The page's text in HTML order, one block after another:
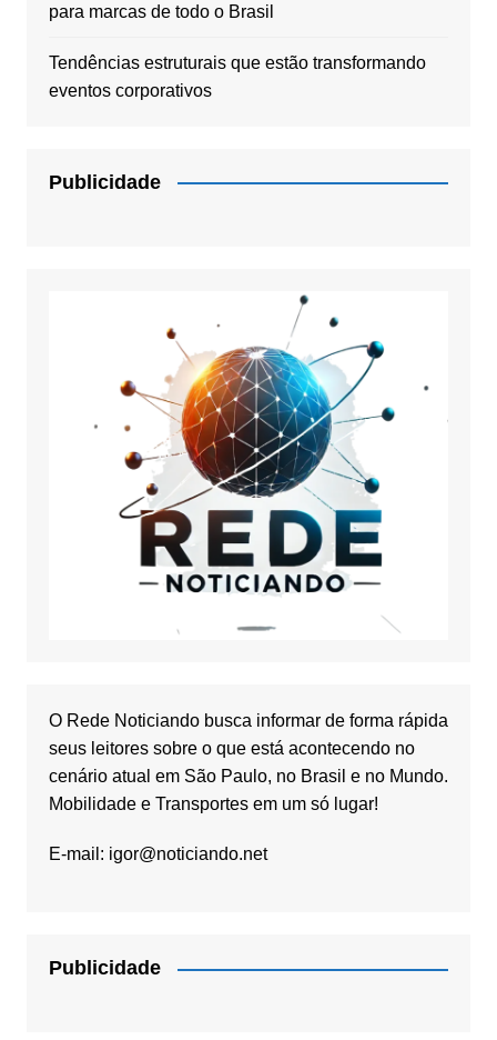
para marcas de todo o Brasil
Tendências estruturais que estão transformando
eventos corporativos
Publicidade
O Rede Noticiando busca informar de forma rápida
seus leitores sobre o que está acontecendo no
cenário atual em São Paulo, no Brasil e no Mundo.
Mobilidade e Transportes em um só lugar!
E-mail: igor@noticiando.net
Publicidade